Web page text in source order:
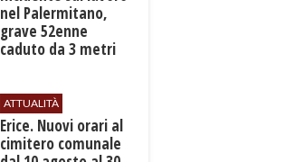
nel Palermitano,
grave 52enne
caduto da 3 metri
ATTUALITÀ
​Erice. Nuovi orari al
cimitero comunale